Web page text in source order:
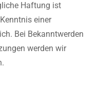
Haftung ist
einer
Bei Bekanntwerden
werden wir